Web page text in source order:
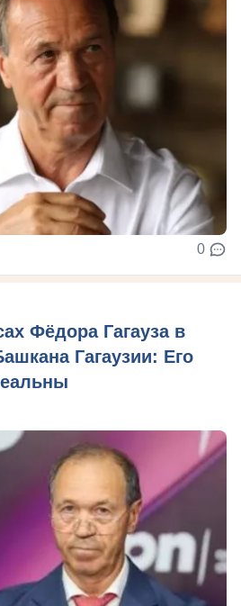
0
Фёдора Гагауза в
Гагаузии: Его